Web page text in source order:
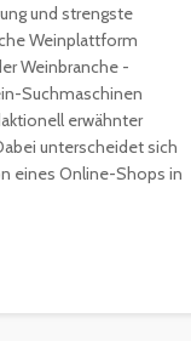
und strengste
Weinplattform
Weinbranche -
Suchmaschinen
erwähnter
unterscheidet sich
eines Online-Shops in